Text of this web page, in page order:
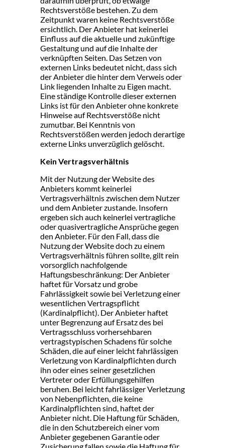
Rechtsverstöße bestehen. Zu dem
Zeitpunkt waren keine Rechtsverstöße
ersichtlich. Der Anbieter hat keinerlei
Einfluss auf die aktuelle und zukünftige
Gestaltung und auf die Inhalte der
verknüpften Seiten. Das Setzen von
externen Links bedeutet nicht, dass sich
der Anbieter die hinter dem Verweis oder
Link liegenden Inhalte zu Eigen macht.
Eine ständige Kontrolle dieser externen
Links ist für den Anbieter ohne konkrete
Hinweise auf Rechtsverstöße nicht
zumutbar. Bei Kenntnis von
Rechtsverstößen werden jedoch derartige
externe Links unverzüglich gelöscht.
Kein Vertragsverhältnis
Mit der Nutzung der Website des
Anbieters kommt keinerlei
Vertragsverhältnis zwischen dem Nutzer
und dem Anbieter zustande. Insofern
ergeben sich auch keinerlei vertragliche
oder quasivertragliche Ansprüche gegen
den Anbieter. Für den Fall, dass die
Nutzung der Website doch zu einem
Vertragsverhältnis führen sollte, gilt rein
vorsorglich nachfolgende
Haftungsbeschränkung: Der Anbieter
haftet für Vorsatz und grobe
Fahrlässigkeit sowie bei Verletzung einer
wesentlichen Vertragspflicht
(Kardinalpflicht). Der Anbieter haftet
unter Begrenzung auf Ersatz des bei
Vertragsschluss vorhersehbaren
vertragstypischen Schadens für solche
Schäden, die auf einer leicht fahrlässigen
Verletzung von Kardinalpflichten durch
ihn oder eines seiner gesetzlichen
Vertreter oder Erfüllungsgehilfen
beruhen. Bei leicht fahrlässiger Verletzung
von Nebenpflichten, die keine
Kardinalpflichten sind, haftet der
Anbieter nicht. Die Haftung für Schäden,
die in den Schutzbereich einer vom
Anbieter gegebenen Garantie oder